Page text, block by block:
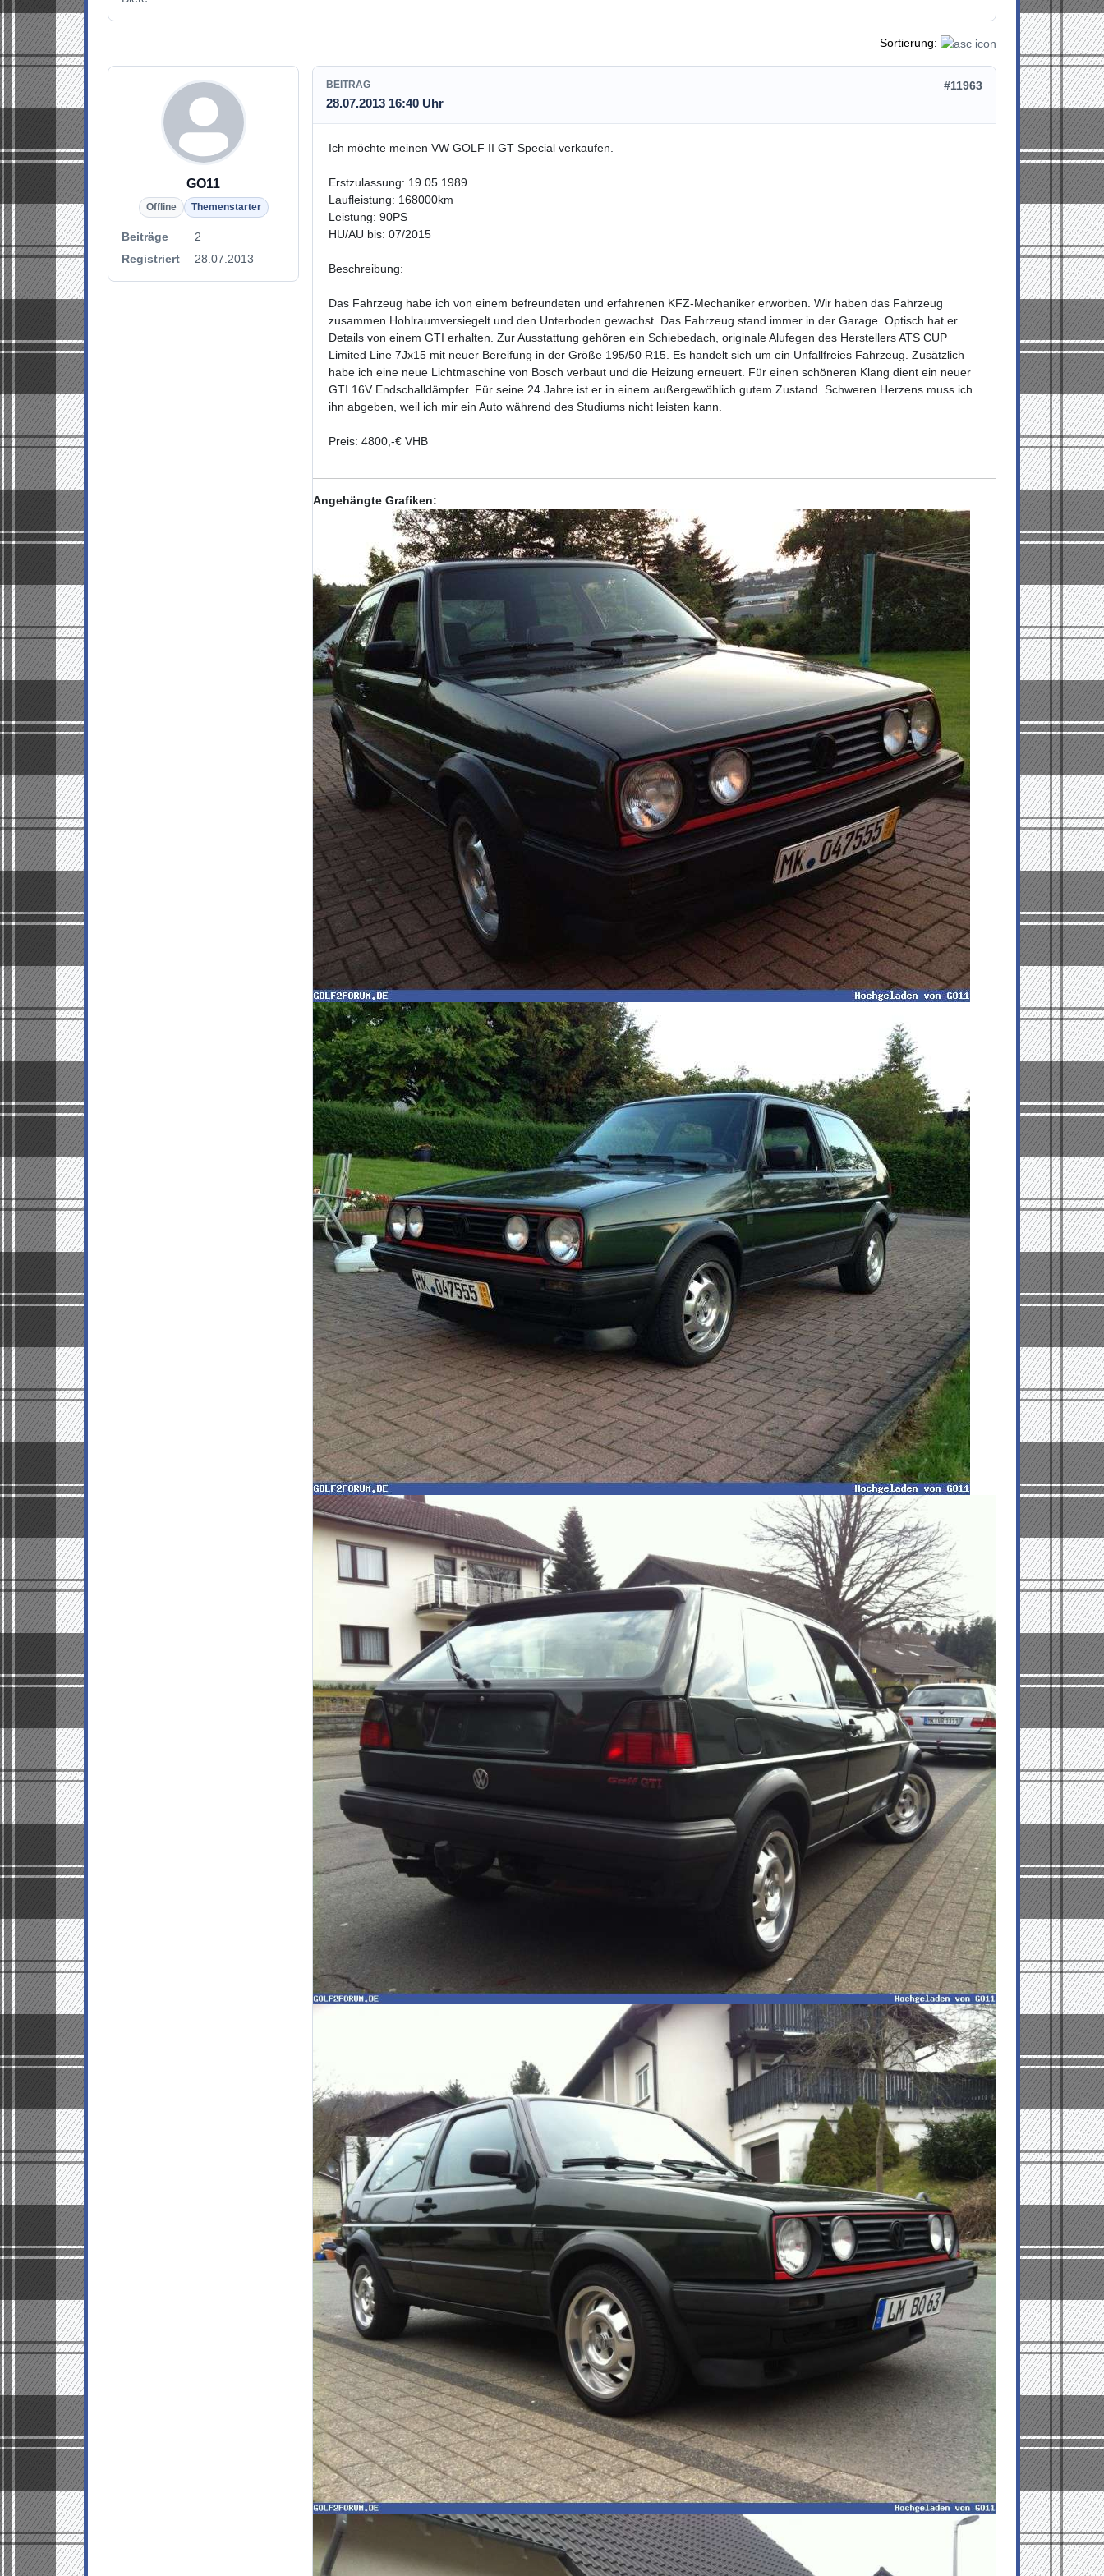
Sortierung:
GO11
Offline Themenstarter
Beiträge
2
Registriert
28.07.2013
BEITRAG
28.07.2013 16:40 Uhr
#11963
Ich möchte meinen VW GOLF II GT Special verkaufen.
Erstzulassung: 19.05.1989
Laufleistung: 168000km
Leistung: 90PS
HU/AU bis: 07/2015
Beschreibung:
Das Fahrzeug habe ich von einem befreundeten und erfahrenen KFZ-Mechaniker erworben. Wir haben das Fahrzeug
zusammen Hohlraumversiegelt und den Unterboden gewachst. Das Fahrzeug stand immer in der Garage. Optisch hat er
Details von einem GTI erhalten. Zur Ausstattung gehören ein Schiebedach, originale Alufegen des Herstellers ATS CUP
Limited Line 7Jx15 mit neuer Bereifung in der Größe 195/50 R15. Es handelt sich um ein Unfallfreies Fahrzeug. Zusätzlich
habe ich eine neue Lichtmaschine von Bosch verbaut und die Heizung erneuert. Für einen schöneren Klang dient ein neuer
GTI 16V Endschalldämpfer. Für seine 24 Jahre ist er in einem außergewöhlich gutem Zustand. Schweren Herzens muss ich
ihn abgeben, weil ich mir ein Auto während des Studiums nicht leisten kann.
Preis: 4800,-€ VHB
Angehängte Grafiken: